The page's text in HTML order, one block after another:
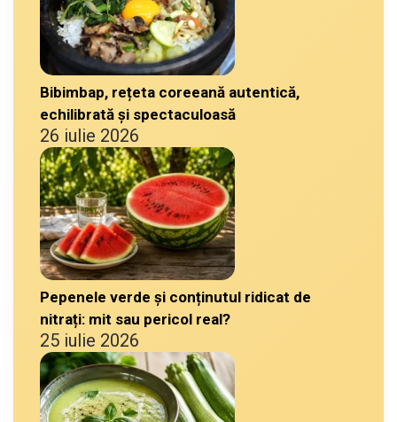
Bibimbap, rețeta coreeană autentică,
echilibrată și spectaculoasă
26 iulie 2026
Pepenele verde și conținutul ridicat de
nitrați: mit sau pericol real?
25 iulie 2026